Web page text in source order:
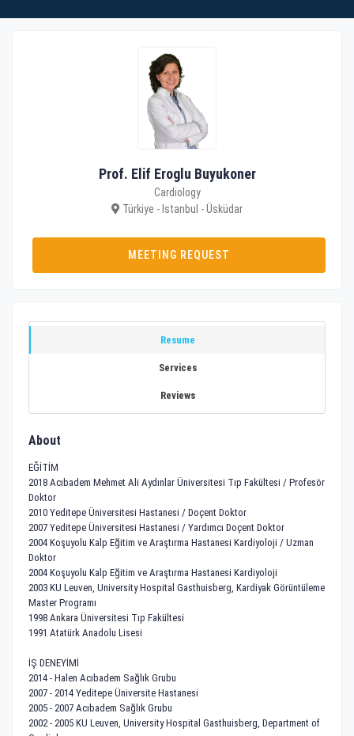
Prof. Elif Eroglu Buyukoner
Cardiology
Türkiye - Istanbul - Üsküdar
MEETING REQUEST
Resume
Services
Reviews
About
EĞİTİM
2018 Acıbadem Mehmet Ali Aydınlar Üniversitesi Tıp Fakültesi / Profesör
Doktor
2010 Yeditepe Üniversitesi Hastanesi / Doçent Doktor
2007 Yeditepe Üniversitesi Hastanesi / Yardımcı Doçent Doktor
2004 Koşuyolu Kalp Eğitim ve Araştırma Hastanesi Kardiyoloji / Uzman
Doktor
2004 Koşuyolu Kalp Eğitim ve Araştırma Hastanesi Kardiyoloji
2003 KU Leuven, University Hospital Gasthuisberg, Kardiyak Görüntüleme
Master Programı
1998 Ankara Üniversitesi Tıp Fakültesi
1991 Atatürk Anadolu Lisesi
İŞ DENEYİMİ
2014 - Halen Acıbadem Sağlık Grubu
2007 - 2014 Yeditepe Üniversite Hastanesi
2005 - 2007 Acıbadem Sağlık Grubu
2002 - 2005 KU Leuven, University Hospital Gasthuisberg, Department of